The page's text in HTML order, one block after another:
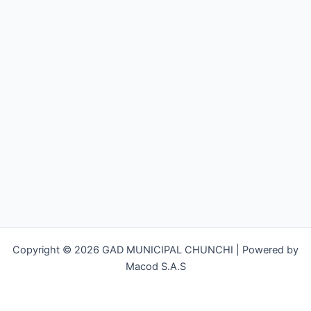
Copyright © 2026 GAD MUNICIPAL CHUNCHI | Powered by
Macod S.A.S